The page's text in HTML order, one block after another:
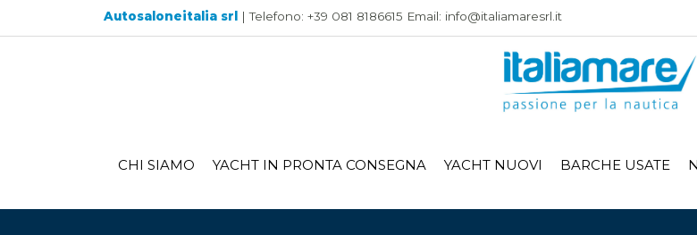
Autosaloneitalia srl | Telefono: +39 081 8186615 Email: info@italiamaresrl.it
CHI SIAMO YACHT IN PRONTA CONSEGNA YACHT NUOVI BARCHE USATE